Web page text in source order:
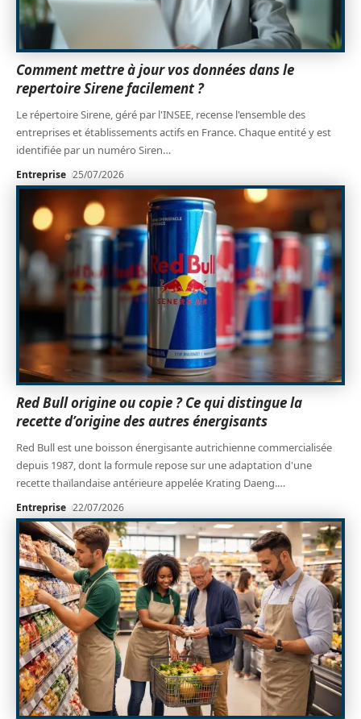
Comment mettre à jour vos données dans le
repertoire Sirene facilement ?
Le répertoire Sirene, géré par l'INSEE, recense l'ensemble des
entreprises et établissements actifs en France. Chaque entité y est
identifiée par un numéro Siren…
Entreprise 25/07/2026
Red Bull origine ou copie ? Ce qui distingue la
recette d’origine des autres énergisants
Red Bull est une boisson énergisante autrichienne commercialisée
depuis 1987, dont la formule repose sur une adaptation d'une
recette thaïlandaise antérieure appelée Krating Daeng.…
Entreprise 22/07/2026